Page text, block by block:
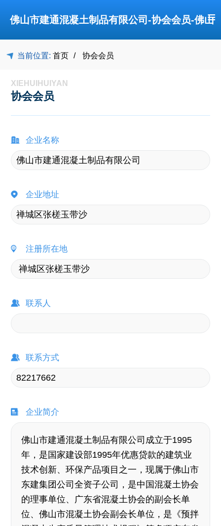
佛山市建通混凝土制品有限公司-协会会员-佛山
市禅城区建筑业协会
≡
当前位置: 首页 协会会员
XIEHUIHUIYAN
协会会员
企业名称
企业地址
注册所在地
联系人
联系方式
企业简介
佛山市建通混凝土制品有限公司成立于1995
年，是国家建设部1995年优惠贷款的建筑业
技术创新、环保产品项目之一，现属于佛山市
东建集团公司全资子公司，是中国混凝土协会
的理事单位、广东省混凝土协会的副会长单
位、佛山市混凝土协会副会长单位，是《预拌